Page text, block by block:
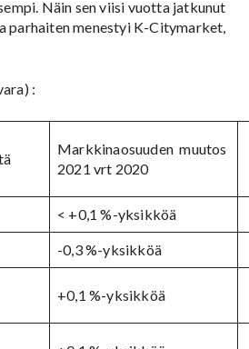
Näin sen viisi vuotta jatkunut
parhaiten menestyi K-Citymarket,
:
Markkinaosuuden muutos
2021 vrt 2020
< +0,1 %-yksikköä
-0,3 %-yksikköä
+0,1 %-yksikköä